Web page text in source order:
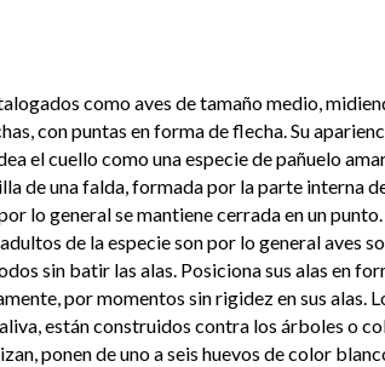
como aves de tamaño medio,
con puntas en forma de flecha. Su
el cuello como una especie de pañuelo
de una falda, formada por la parte interna
lo general se mantiene cerrada en un
de la especie son por lo general aves
sin batir las alas. Posiciona sus alas en
por momentos sin rigidez en sus alas.
están construidos contra los árboles o
ponen de uno a seis huevos de color